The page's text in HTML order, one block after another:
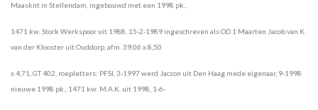
Maasknt in Stellendam, ingebouwd met een 1998 pk.,
1471 kw. Stork Werkspoor uit 1988, 15-2-1989 ingeschreven als OD 1 Maarten Jacob van K.
van der Klooster uit Ouddorp, afm. 39,06 x 8,50
x 4,71, GT 402, roepletters: PFSI, 3-1997 werd Jaczon uit Den Haag mede eigenaar, 9-1998
nieuwe 1998 pk., 1471 kw. M.A.K. uit 1998, 1-6-